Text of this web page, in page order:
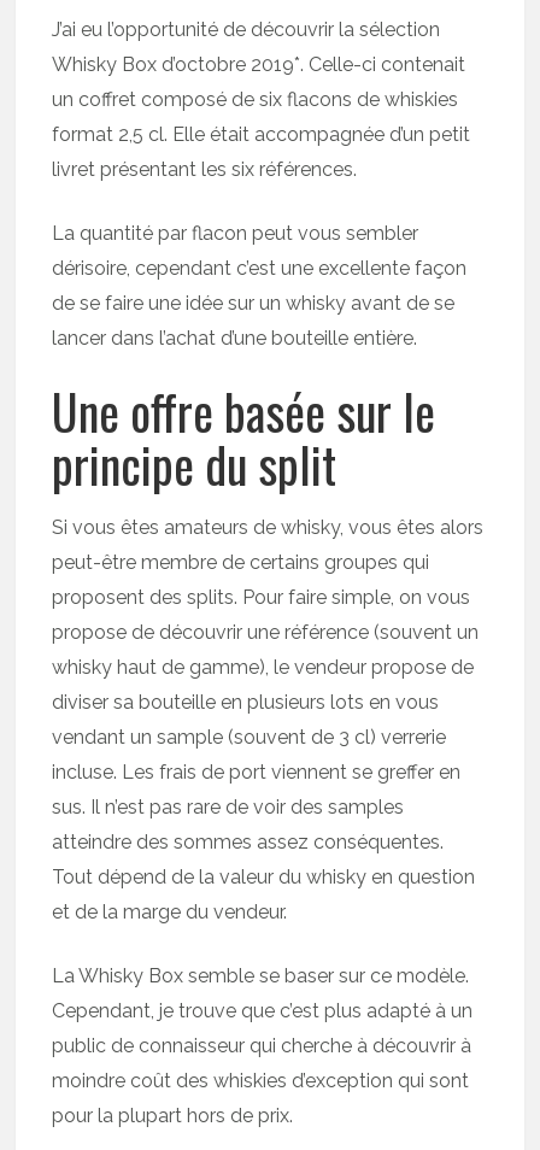
J’ai eu l’opportunité de découvrir la sélection
Whisky Box d’octobre 2019*. Celle-ci contenait
un coffret composé de six flacons de whiskies
format 2,5 cl. Elle était accompagnée d’un petit
livret présentant les six références.
La quantité par flacon peut vous sembler
dérisoire, cependant c’est une excellente façon
de se faire une idée sur un whisky avant de se
lancer dans l’achat d’une bouteille entière.
Une offre basée sur le
principe du split
Si vous êtes amateurs de whisky, vous êtes alors
peut-être membre de certains groupes qui
proposent des splits. Pour faire simple, on vous
propose de découvrir une référence (souvent un
whisky haut de gamme), le vendeur propose de
diviser sa bouteille en plusieurs lots en vous
vendant un sample (souvent de 3 cl) verrerie
incluse. Les frais de port viennent se greffer en
sus. Il n’est pas rare de voir des samples
atteindre des sommes assez conséquentes.
Tout dépend de la valeur du whisky en question
et de la marge du vendeur.
La Whisky Box semble se baser sur ce modèle.
Cependant, je trouve que c’est plus adapté à un
public de connaisseur qui cherche à découvrir à
moindre coût des whiskies d’exception qui sont
pour la plupart hors de prix.